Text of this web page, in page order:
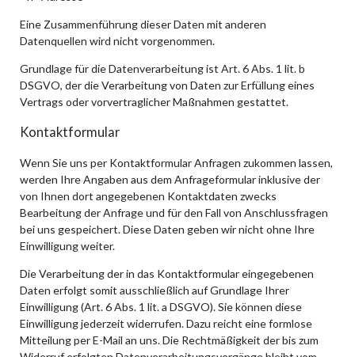
Eine Zusammenführung dieser Daten mit anderen
Datenquellen wird nicht vorgenommen.
Grundlage für die Datenverarbeitung ist Art. 6 Abs. 1 lit. b
DSGVO, der die Verarbeitung von Daten zur Erfüllung eines
Vertrags oder vorvertraglicher Maßnahmen gestattet.
Kontaktformular
Wenn Sie uns per Kontaktformular Anfragen zukommen lassen,
werden Ihre Angaben aus dem Anfrageformular inklusive der
von Ihnen dort angegebenen Kontaktdaten zwecks
Bearbeitung der Anfrage und für den Fall von Anschlussfragen
bei uns gespeichert. Diese Daten geben wir nicht ohne Ihre
Einwilligung weiter.
Die Verarbeitung der in das Kontaktformular eingegebenen
Daten erfolgt somit ausschließlich auf Grundlage Ihrer
Einwilligung (Art. 6 Abs. 1 lit. a DSGVO). Sie können diese
Einwilligung jederzeit widerrufen. Dazu reicht eine formlose
Mitteilung per E-Mail an uns. Die Rechtmäßigkeit der bis zum